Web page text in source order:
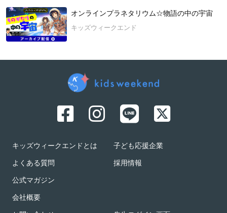
オンラインプラネタリウム☆物語の中の宇宙
キッズウィークエンド
キッズウィークエンドとは
よくある質問
公式マガジン
会社概要
子ども応援企業
採用情報